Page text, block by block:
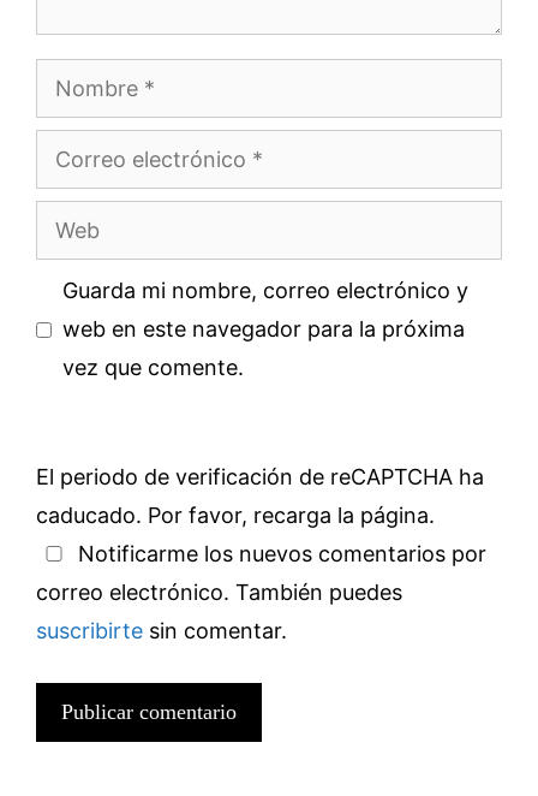
Nombre
Correo
electrónico
Web
Guarda mi nombre, correo electrónico y
web en este navegador para la próxima
vez que comente.
El periodo de verificación de reCAPTCHA ha
caducado. Por favor, recarga la página.
Notificarme los nuevos comentarios por
correo electrónico. También puedes
suscribirte sin comentar.